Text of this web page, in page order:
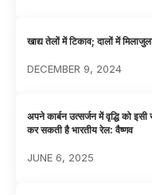
खाद्य तेलों में टिकाव; दालों में
DECEMBER 9, 2024
अपने कार्बन उत्सर्जन में वृद्धि को
कर सकती है भारतीय रेल: वैष्णव
JUNE 6, 2025